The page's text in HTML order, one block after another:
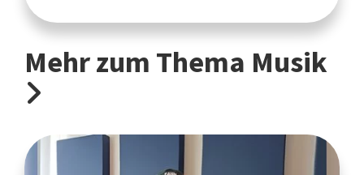
Mehr zum Thema Musik